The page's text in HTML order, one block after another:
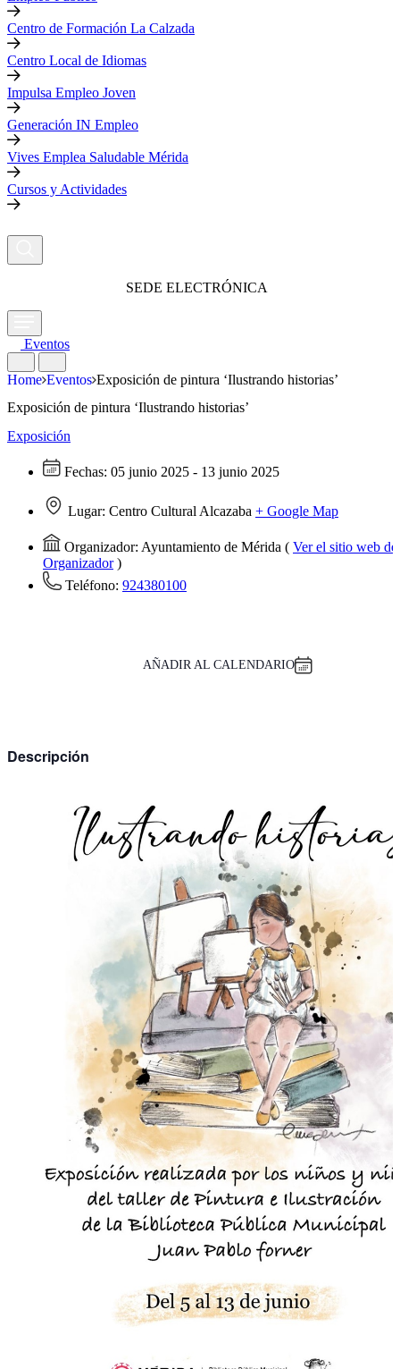
Centro de Formación La Calzada
Centro Local de Idiomas
Impulsa Empleo Joven
Generación IN Empleo
Vives Emplea Saludable Mérida
Cursos y Actividades
SEDE ELECTRÓNICA
Eventos
Home Eventos Exposición de pintura ‘Ilustrando historias’
Exposición de pintura ‘Ilustrando historias’
Exposición
Fechas: 05 junio 2025 - 13 junio 2025
Lugar: Centro Cultural Alcazaba + Google Map
Organizador: Ayuntamiento de Mérida ( Ver el sitio web del
Organizador)
Teléfono: 924380100
AÑADIR AL CALENDARIO
Descripción